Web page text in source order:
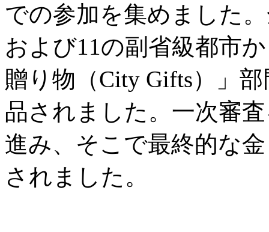
での参加を集めました
および11の副省級都市
贈り物（City Gifts）」
品されました。一次審
進み、そこで最終的な
されました。